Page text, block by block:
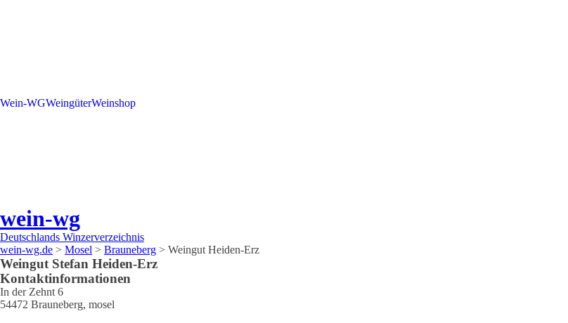
Wein-WGWeingüterWeinshop
wein-wg
Deutschlands Winzerverzeichnis
wein-wg.de > Mosel > Brauneberg > Weingut Heiden-Erz
Weingut Stefan Heiden-Erz
Kontaktinformationen
In der Zehnt 6
54472 Brauneberg, mosel